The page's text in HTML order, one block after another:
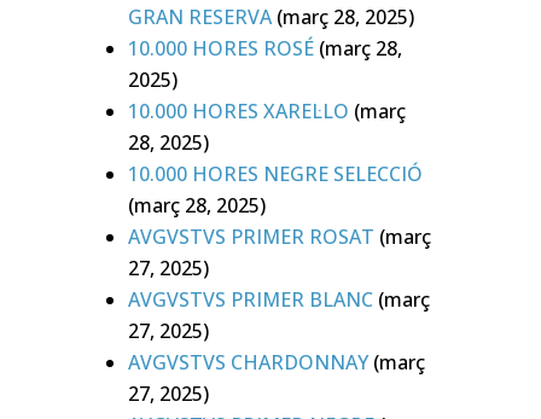
GRAN RESERVA (març 28, 2025)
10.000 HORES ROSÉ (març 28,
2025)
10.000 HORES XAREL·LO (març
28, 2025)
10.000 HORES NEGRE SELECCIÓ
(març 28, 2025)
AVGVSTVS PRIMER ROSAT (març
27, 2025)
AVGVSTVS PRIMER BLANC (març
27, 2025)
AVGVSTVS CHARDONNAY (març
27, 2025)